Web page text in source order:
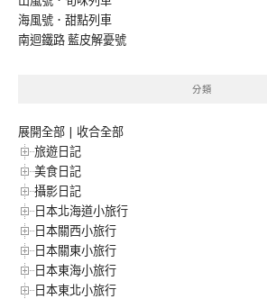
海風號．甜點列車
南迴鐵路 藍皮解憂號
分類
展開全部 | 收合全部
旅遊日記
美食日記
攝影日記
日本北海道小旅行
日本關西小旅行
日本關東小旅行
日本東海小旅行
日本東北小旅行